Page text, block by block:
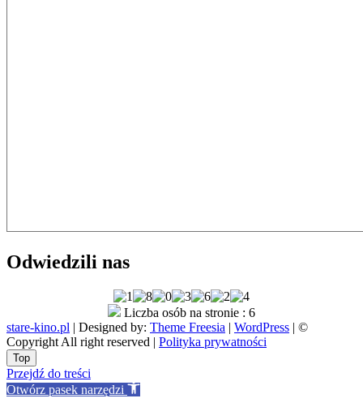
Odwiedzili nas
Liczba osób na stronie : 6
stare-kino.pl | Designed by: Theme Freesia | WordPress | ©
Copyright All right reserved | Polityka prywatności
Go
to
top
Top
Przejdź do treści
Otwórz pasek narzędzi